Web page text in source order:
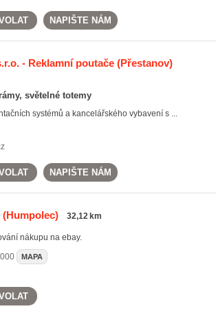
NAPIŠTE NÁM
- Reklamní poutače(Přestanov)
světelné totemy
systémů a kancelářského vybavení s ...
NAPIŠTE NÁM
(Humpolec) 32,12 km
nákupu na ebay.
MAPA